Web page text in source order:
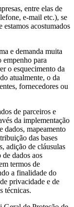
entre elas de
e-mail etc.), se
acostumados
e demanda muita
empenho para
o esquecimento da
atualmente, o da
fornecedores ou
de parceiros e
da implementação
dados, mapeamento
das bases
adição de cláusulas
dados aos
termos de
a finalidade do
privacidade e de
técnicas.